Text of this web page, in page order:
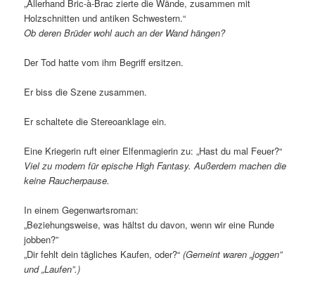
„Allerhand Bric-à-Brac zierte die Wände, zusammen mit
Holzschnitten und antiken Schwestern.“
Ob deren Brüder wohl auch an der Wand hängen?
Der Tod hatte vom ihm Begriff ersitzen.
Er biss die Szene zusammen.
Er schaltete die Stereoanklage ein.
Eine Kriegerin ruft einer Elfenmagierin zu: „Hast du mal Feuer?“
Viel zu modern für epische High Fantasy. Außerdem machen die
keine Raucherpause.
In einem Gegenwartsroman:
„Beziehungsweise, was hältst du davon, wenn wir eine Runde
jobben?”
„Dir fehlt dein tägliches Kaufen, oder?“(Gemeint waren „joggen”
und „Laufen”.)